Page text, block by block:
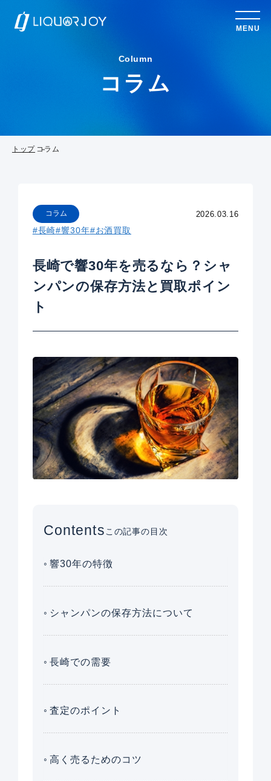
MENU
Column
コラム
トップ コラム
2026.03.16
コラム
#長崎#響30年#お酒買取
長崎で響30年を売るなら？シャ
ンパンの保存方法と買取ポイン
ト
Contentsこの記事の目次
響30年の特徴
シャンパンの保存方法について
長崎での需要
査定のポイント
高く売るためのコツ